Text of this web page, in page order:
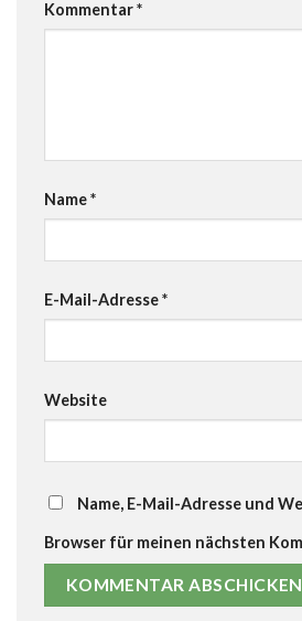
Kommentar*
Name*
E-Mail-Adresse*
Website
Name, E-Mail-Adresse und
Browser für meinen nächsten